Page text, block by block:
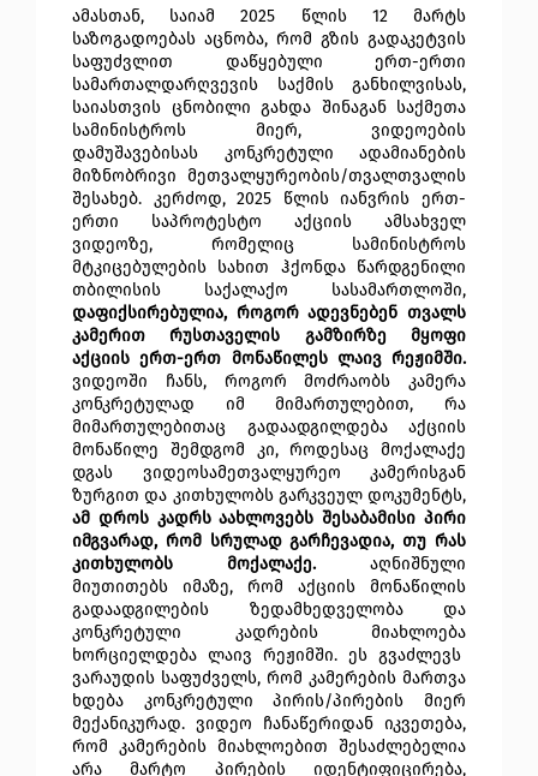
ამასთან, საიამ 2025 წლის 12 მარტს
საზოგადოებას აცნობა, რომ გზის გადაკეტვის
საფუძვლით დაწყებული ერთ-ერთი
სამართალდარღვევის საქმის განხილვისას,
საიასთვის ცნობილი გახდა შინაგან საქმეთა
სამინისტროს მიერ, ვიდეოების
დამუშავებისას კონკრეტული ადამიანების
მიზნობრივი მეთვალყურეობის/თვალთვალის
შესახებ. კერძოდ, 2025 წლის იანვრის ერთ-
ერთი საპროტესტო აქციის ამსახველ
ვიდეოზე, რომელიც სამინისტროს
მტკიცებულების სახით ჰქონდა წარდგენილი
დაფიქსირებულია, როგორ ადევნებენ თვალს
კამერით რუსთაველის გამზირზე მყოფი
აქციის ერთ-ერთ მონაწილეს ლაივ რეჟიმში.
ვიდეოში ჩანს, როგორ მოძრაობს კამერა
კონკრეტულად იმ მიმართულებით, რა
მიმართულებითაც გადაადგილდება აქციის
მონაწილე შემდგომ კი, როდესაც მოქალაქე
დგას ვიდეოსამეთვალყურეო კამერისგან
ამ დროს კადრს აახლოვებს შესაბამისი პირი
იმგვარად, რომ სრულად გარჩევადია, თუ რას
კითხულობს მოქალაქე. აღნიშნული
მიუთითებს იმაზე, რომ აქციის მონაწილის
გადაადგილების ზედამხედველობა და
კონკრეტული კადრების მიახლოება
ხორციელდება ლაივ რეჟიმში. ეს გვაძლევს
ვარაუდის საფუძველს, რომ კამერების მართვა
ხდება კონკრეტული პირის/პირების მიერ
მექანიკურად. ვიდეო ჩანაწერიდან იკვეთება,
რომ კამერების მიახლოებით შესაძლებელია
არა მარტო პირების იდენტიფიცირება,